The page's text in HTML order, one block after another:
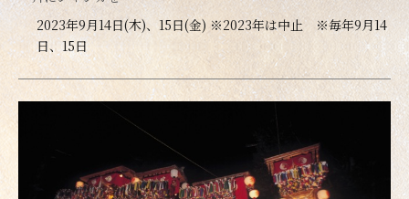
2023年9月14日(木)、15日(金) ※2023年は中止 ※毎年9月14
日、15日